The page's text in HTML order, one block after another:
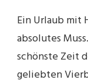
Ein Urlaub mit
absolutes
schönste Zeit
geliebten